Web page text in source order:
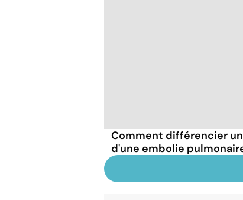
Comment différencier
d'une embolie